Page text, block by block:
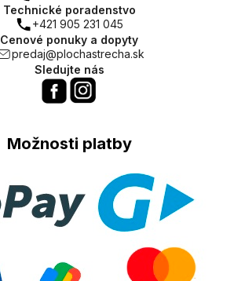
Technické poradenstvo
+421 905 231 045
Cenové ponuky a dopyty
predaj@plochastrecha.sk
Sledujte nás
Možnosti platby